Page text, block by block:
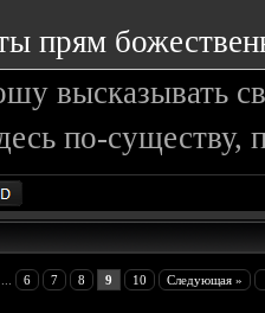
прям
высказывать
по-существу,
6 7 8 9 10 Следующая »